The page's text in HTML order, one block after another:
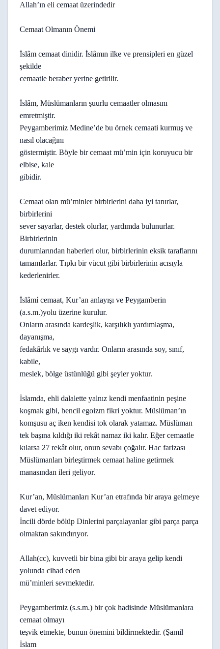
Allah’ın eli cemaat üzerindedir
Cemaat Olmanın Önemi
İslâm cemaat dinidir. İslâmın ilke ve prensipleri en güzel
şekilde
cemaatle beraber yerine getirilir.
İslâm, Müslümanların şuurlu cemaatler olmasını
emretmiştir.
Peygamberimiz Medine’de bu örnek cemaati kurmuş ve
nasıl olacağını
göstermiştir. Böyle bir cemaat mü’min için koruyucu bir
elbise, kale
gibidir.
Cemaat olan mü’minler birbirlerini daha iyi tanırlar,
birbirlerini
sever sayarlar, destek olurlar, yardımda bulunurlar.
Birbirlerinin
durumlarından haberleri olur, birbirlerinin eksik taraflarını
tamamlarlar. Tıpkı bir vücut gibi birbirlerinin acısıyla
kederlenirler.
İslâmí cemaat, Kur’an anlayışı ve Peygamberin
(a.s.m.)yolu üzerine kurulur.
Onların arasında kardeşlik, karşılıklı yardımlaşma,
dayanışma,
fedakârlık ve saygı vardır. Onların arasında soy, sınıf,
kabile,
meslek, bölge üstünlüğü gibi şeyler yoktur.
İslamda, ehli dalalette yalnız kendi menfaatinin peşine
koşmak gibi, bencil egoizm fikri yoktur. Müslüman’ın
komşusu aç iken kendisi tok olarak yatamaz. Müslüman
tek başına kıldığı iki rekât namaz iki kalır. Eğer cemaatle
kılarsa 27 rekât olur, onun sevabı çoğalır. Hac farizası
Müslümanları birleştirmek cemaat haline getirmek
manasından ileri geliyor.
Kur’an, Müslümanları Kur’an etrafında bir araya gelmeye
davet ediyor.
İncili dörde bölüp Dinlerini parçalayanlar gibi parça parça
olmaktan sakındırıyor.
Allah(cc), kuvvetli bir bina gibi bir araya gelip kendi
yolunda cihad eden
mü’minleri sevmektedir.
Peygamberimiz (s.s.m.) bir çok hadisinde Müslümanlara
cemaat olmayı
teşvik etmekte, bunun önemini bildirmektedir. (Şamil
İslam